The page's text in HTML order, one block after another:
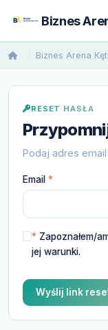
Biznes
Biznes Arena
RESET HASŁA
Podaj adres
Email *
* Zapoznałem/
jej warunki.
Wyślij link